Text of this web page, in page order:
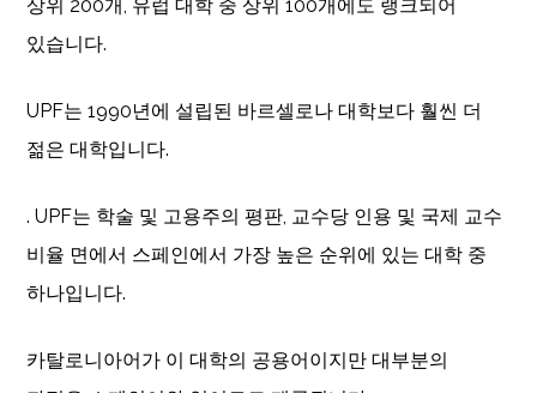
상위 200개, 유럽 대학 중 상위 100개에도 랭크되어
있습니다.
UPF는 1990년에 설립된 바르셀로나 대학보다 훨씬 더
젊은 대학입니다.
. UPF는 학술 및 고용주의 평판, 교수당 인용 및 국제 교수
비율 면에서 스페인에서 가장 높은 순위에 있는 대학 중
하나입니다.
카탈로니아어가 이 대학의 공용어이지만 대부분의